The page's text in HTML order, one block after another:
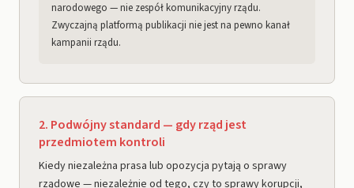
narodowego — nie zespół komunikacyjny rządu.
Zwyczajną platformą publikacji nie jest na pewno kanał
kampanii rządu.
2. Podwójny standard — gdy rząd jest
przedmiotem kontroli
Kiedy niezależna prasa lub opozycja pytają o sprawy
rządowe — niezależnie od tego, czy to sprawy korupcji,